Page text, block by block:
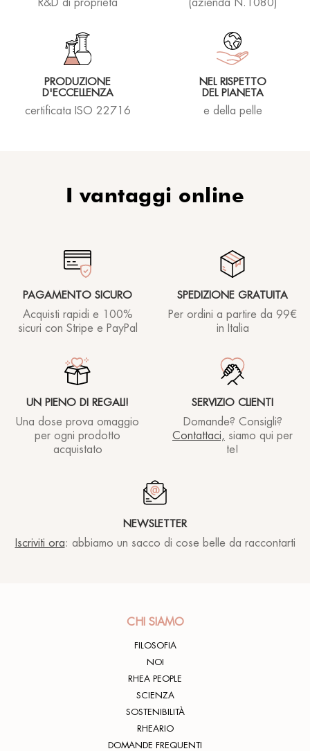
R&D di proprietà (azienda N.1080)
PRODUZIONE
D'ECCELLENZA
certificata ISO 22716
NEL RISPETTO
DEL PIANETA
e della pelle
I vantaggi online
PAGAMENTO SICURO
Acquisti rapidi e 100%
sicuri con Stripe e PayPal
SPEDIZIONE GRATUITA
Per ordini a partire da 99€
in Italia
UN PIENO DI REGALI!
Una dose prova omaggio
per ogni prodotto
acquistato
SERVIZIO CLIENTI
Domande? Consigli?
Contattaci, siamo qui per
te!
NEWSLETTER
Iscriviti ora: abbiamo un sacco di cose belle da raccontarti
CHI SIAMO
FILOSOFIA
NOI
RHEA PEOPLE
SCIENZA
SOSTENIBILITÀ
RHEARIO
DOMANDE FREQUENTI